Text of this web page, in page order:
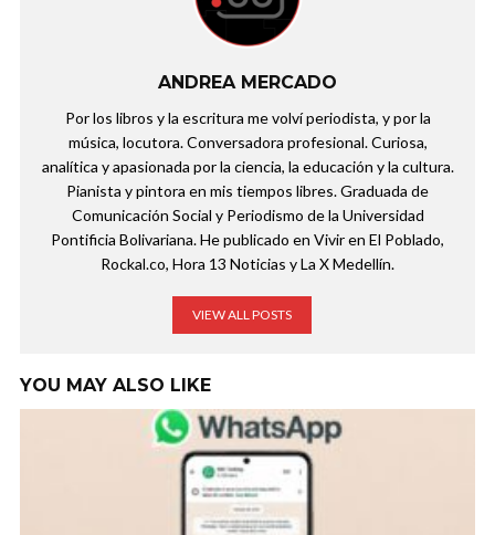
ANDREA MERCADO
Por los libros y la escritura me volví periodista, y por la
música, locutora. Conversadora profesional. Curiosa,
analítica y apasionada por la ciencia, la educación y la cultura.
Pianista y pintora en mis tiempos libres. Graduada de
Comunicación Social y Periodismo de la Universidad
Pontificia Bolivariana. He publicado en Vivir en El Poblado,
Rockal.co, Hora 13 Noticias y La X Medellín.
VIEW ALL POSTS
YOU MAY ALSO LIKE